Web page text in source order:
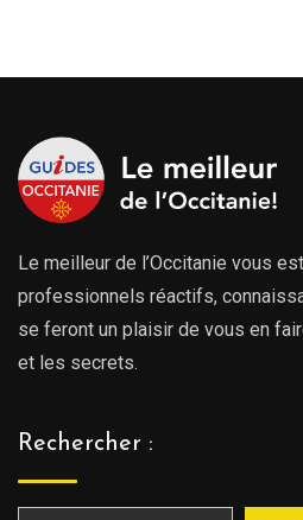
Le meilleur de l’Occitanie vous
professionnels réactifs,
se feront un plaisir de vous en
et les secrets.
Rechercher :